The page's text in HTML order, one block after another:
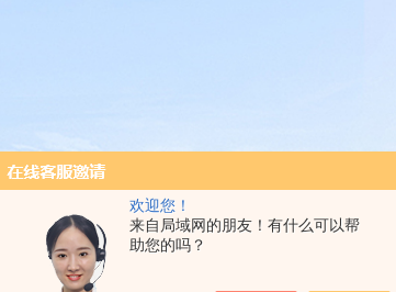
欢迎您！
来自局域网的朋友！有什么可以帮
助您的吗？